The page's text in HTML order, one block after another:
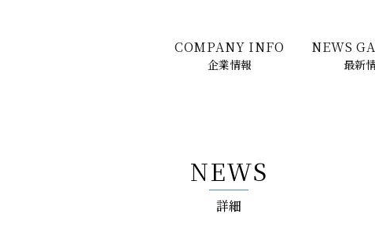
COMPANY INFO
企業情報
NEWS
最新
NEWS
詳細